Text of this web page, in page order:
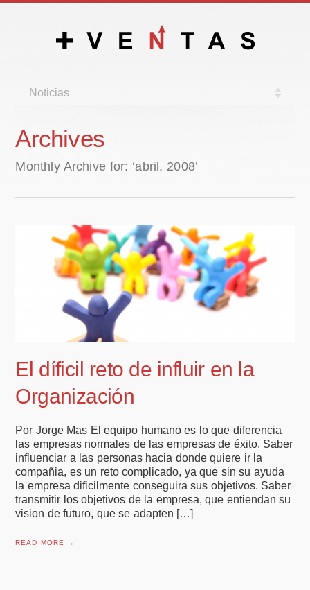
Noticias
Archives
Monthly Archive for: ‘abril, 2008’
El díficil reto de influir en la
Organización
Por Jorge Mas El equipo humano es lo que diferencia
las empresas normales de las empresas de éxito. Saber
influenciar a las personas hacia donde quiere ir la
compañia, es un reto complicado, ya que sin su ayuda
la empresa dificilmente conseguira sus objetivos. Saber
transmitir los objetivos de la empresa, que entiendan su
vision de futuro, que se adapten […]
READ MORE →